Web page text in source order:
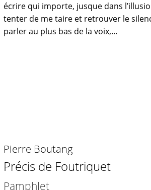
écrire qui importe, jusque dans
tenter de me taire et retrouver le
parler au plus bas de la voix,...
Pierre Boutang
Précis de Foutriquet
Pamphlet